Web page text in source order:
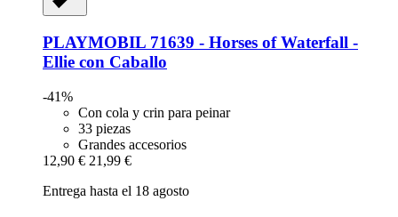
PLAYMOBIL 71639 -​ Horses of Waterfall -​
Ellie con Caballo
-41%
Con cola y crin para peinar
33 piezas
Grandes accesorios
12,90 € 21,99 €
Entrega hasta el 18 agosto